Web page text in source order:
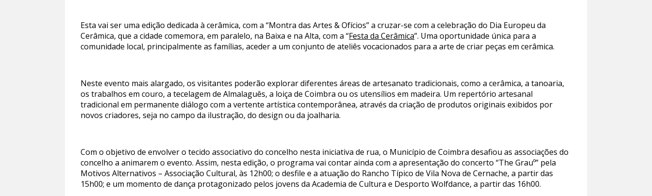
Esta vai ser uma edição dedicada à cerâmica, com a “Montra das Artes & Ofícios” a cruzar-se com a celebração do Dia Europeu da
Cerâmica, que a cidade comemora, em paralelo, na Baixa e na Alta, com a “Festa da Cerâmica”. Uma oportunidade única para a
comunidade local, principalmente as famílias, aceder a um conjunto de ateliês vocacionados para a arte de criar peças em cerâmica.
Neste evento mais alargado, os visitantes poderão explorar diferentes áreas de artesanato tradicionais, como a cerâmica, a tanoaria,
os trabalhos em couro, a tecelagem de Almalaguês, a loiça de Coimbra ou os utensílios em madeira. Um repertório artesanal
tradicional em permanente diálogo com a vertente artística contemporânea, através da criação de produtos originais exibidos por
novos criadores, seja no campo da ilustração, do design ou da joalharia.
Com o objetivo de envolver o tecido associativo do concelho nesta iniciativa de rua, o Município de Coimbra desafiou as associações do
concelho a animarem o evento. Assim, nesta edição, o programa vai contar ainda com a apresentação do concerto “The Grauº” pela
Motivos Alternativos – Associação Cultural, às 12h00; o desfile e a atuação do Rancho Típico de Vila Nova de Cernache, a partir das
15h00; e um momento de dança protagonizado pelos jovens da Academia de Cultura e Desporto Wolfdance, a partir das 16h00.